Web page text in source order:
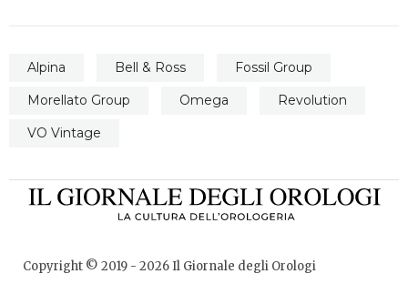
Alpina Bell & Ross
Fossil Group
Morellato Group
Omega
Revolution
VO Vintage
Copyright © 2019 - 2026Il Giornale degli Orologi